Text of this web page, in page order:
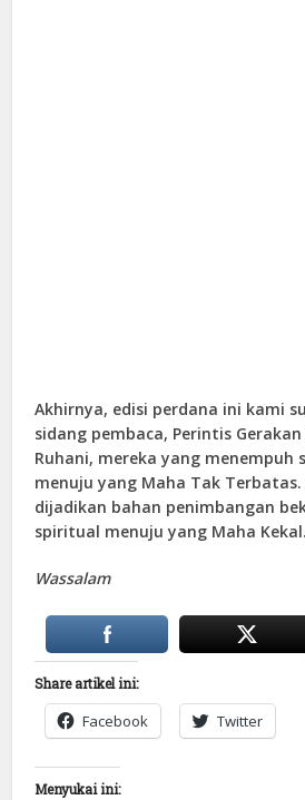
Akhirnya, edisi perdana ini kami
sidang pembaca, Perintis
Ruhani, mereka yang
menuju yang Maha Tak Terbatas.
dijadikan bahan penimbangan
spiritual menuju yang Maha Kekal.
Wassalam
Share artikel ini:
Facebook Twitter
Menyukai ini: